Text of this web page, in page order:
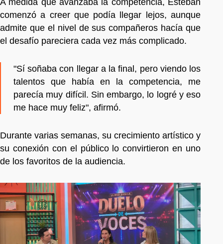
comenzó a creer que podía llegar lejos, aunque
admite que el nivel de sus compañeros hacía que
el desafío pareciera cada vez más complicado.
"Sí soñaba con llegar a la final, pero viendo los
talentos que había en la competencia, me
parecía muy difícil. Sin embargo, lo logré y eso
me hace muy feliz", afirmó.
Durante varias semanas, su crecimiento artístico y
su conexión con el público lo convirtieron en uno
de los favoritos de la audiencia.